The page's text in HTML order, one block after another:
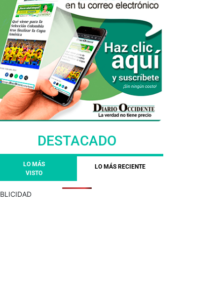
DESTACADO
LO MÁS
VISTO
LO MÁS RECIENTE